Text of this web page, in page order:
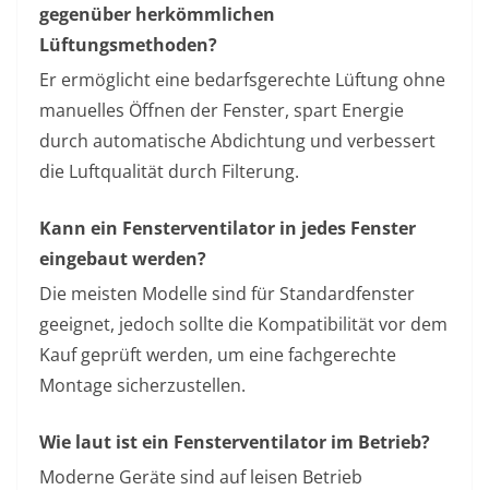
gegenüber herkömmlichen
Lüftungsmethoden?
Er ermöglicht eine bedarfsgerechte Lüftung ohne
manuelles Öffnen der Fenster, spart Energie
durch automatische Abdichtung und verbessert
die Luftqualität durch Filterung.
Kann ein Fensterventilator in jedes Fenster
eingebaut werden?
Die meisten Modelle sind für Standardfenster
geeignet, jedoch sollte die Kompatibilität vor dem
Kauf geprüft werden, um eine fachgerechte
Montage sicherzustellen.
Wie laut ist ein Fensterventilator im Betrieb?
Moderne Geräte sind auf leisen Betrieb